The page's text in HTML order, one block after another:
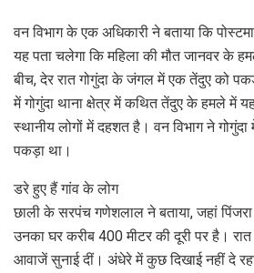
वन विभाग के एक अधिकारी ने बताया कि
यह पता चलेगा कि महिला की मौत जानवर के
बीच, देर रात गोगुंदा के जंगल में एक तेंदुए को
में गोगुंदा थाना क्षेत्र में कथित तेंदुए के हमले में
स्थानीय लोगों में दहशत है। वन विभाग ने
पकड़ा था।
डरे हुए हैं गांव के लोग
छाली के सरपंच गणेशलाल ने बताया, जहां
उनका घर करीब 400 मीटर की दूरी पर है।
आवाजें सुनाई दीं। अंधेरे में कुछ दिखाई नहीं दे